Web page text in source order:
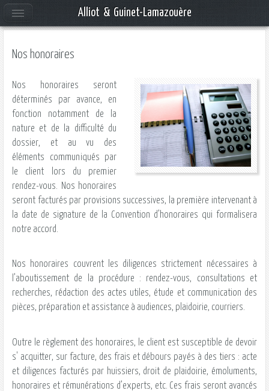
Nos honoraires
Nos honoraires seront
déterminés par avance, en
fonction notamment de la
nature et de la difficulté du
dossier, et au vu des
éléments communiqués par
le client lors du premier
rendez-vous. Nos honoraires
seront facturés par provisions successives, la première intervenant à
la date de signature de la Convention d’honoraires qui formalisera
notre accord.
Nos honoraires couvrent les diligences strictement nécessaires à
l’aboutissement de la procédure : rendez-vous, consultations et
recherches, rédaction des actes utiles, étude et communication des
pièces, préparation et assistance à audiences, plaidoirie, courriers.
Outre le règlement des honoraires, le client est susceptible de devoir
s' acquitter, sur facture, des frais et débours payés à des tiers : acte
et diligences facturés par huissiers, droit de plaidoirie, émoluments,
honoraires et rémunérations d’experts, etc. Ces frais seront avancés
Alliot & Guinet-Lamazouère